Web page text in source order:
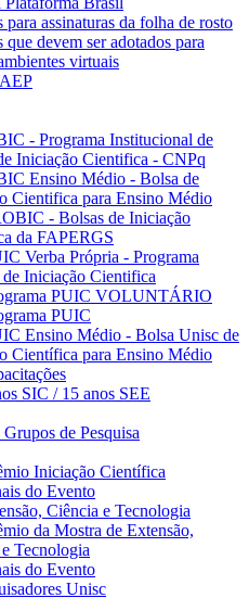
para assinaturas da folha de rosto
que devem ser adotados para
virtuais
- Programa Institucional de
Iniciação Cientifica - CNPq
Ensino Médio - Bolsa de
Cientifica para Ensino Médio
- Bolsas de Iniciação
da FAPERGS
Verba Própria - Programa
Iniciação Cientifica
PUIC VOLUNTÁRIO
PUIC
Ensino Médio - Bolsa Unisc de
Científica para Ensino Médio
SIC / 15 anos SEE
de Pesquisa
Iniciação Científica
do Evento
Ciência e Tecnologia
da Mostra de Extensão,
Tecnologia
do Evento
Unisc